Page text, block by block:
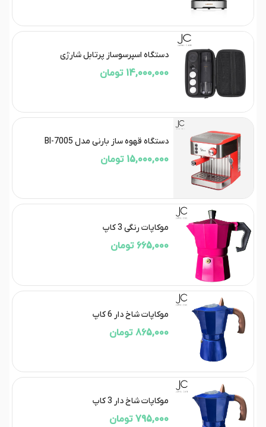
دستگاه اسپرسوساز پرتابل شارژی
14,000,000 تومان
دستگاه قهوه ساز بارنی مدل BI-7005
15,000,000 تومان
موکاپات رنگی 3 کاپ
665,000 تومان
موکاپات شاخ دار 6 کاپ
865,000 تومان
موکاپات شاخ دار 3 کاپ
795,000 تومان